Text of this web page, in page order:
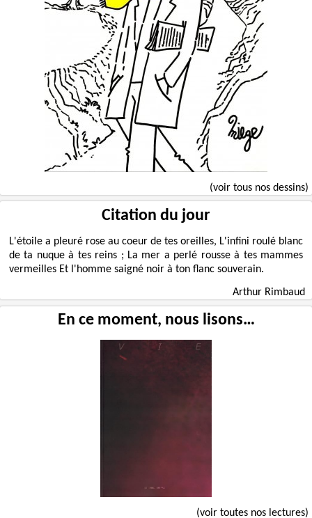
(voir tous nos dessins)
Citation du jour
L'étoile a pleuré rose au coeur de tes oreilles, L'infini roulé blanc
de ta nuque à tes reins ; La mer a perlé rousse à tes mammes
vermeilles Et l'homme saigné noir à ton flanc souverain.
Arthur Rimbaud
En ce moment, nous lisons…
(voir toutes nos lectures)